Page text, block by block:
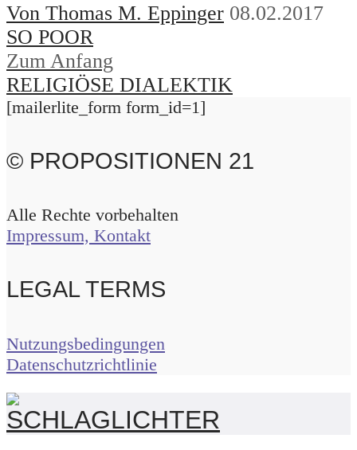
Von Thomas M. Eppinger 08.02.2017
SO POOR
Zum Anfang
RELIGIÖSE DIALEKTIK
[mailerlite_form form_id=1]
© PROPOSITIONEN 21
Alle Rechte vorbehalten
Impressum, Kontakt
LEGAL TERMS
Nutzungsbedingungen
Datenschutzrichtlinie